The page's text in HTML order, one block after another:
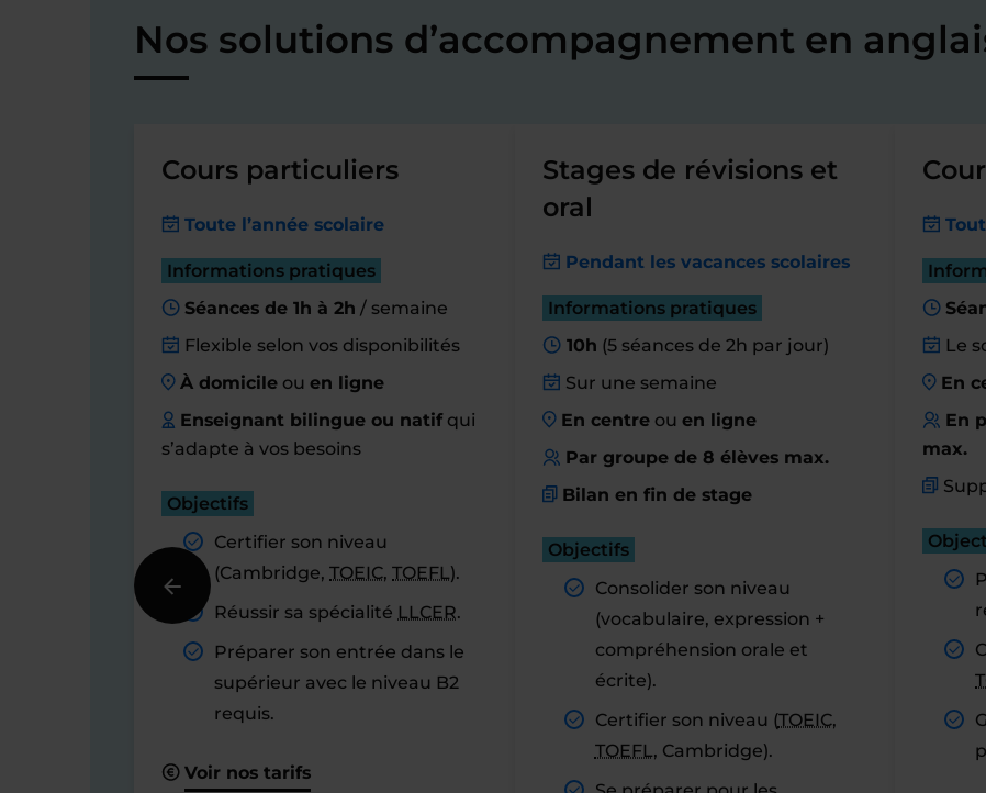
Nos solutions d’accompagnement en
Cours particuliers
Toute l’année scolaire
Informations pratiques
Séances de 1h à 2h / semaine
Flexible selon vos disponibilités
À domicileou en ligne
Enseignant bilingue ou natifqui
s’adapte à vos besoins
Objectifs
Certifier son niveau
(Cambridge, TOEIC, TOEFL).
Réussir sa spécialité LLCER.
Préparer son entrée dans le
supérieur avec le niveau B2
requis.
Voir nos tarifs
Stages de révisions et
oral
Pendant les vacances scolaires
Informations pratiques
10h (5 séances de 2h par jour)
Sur une semaine
En centreou en ligne
Par groupe de 8 élèves max.
Bilan en fin de stage
Objectifs
Consolider son niveau
(vocabulaire, expression +
compréhension orale et
écrite).
Certifier son niveau (TOEIC,
TOEFL, Cambridge).
Le
En
En
max.